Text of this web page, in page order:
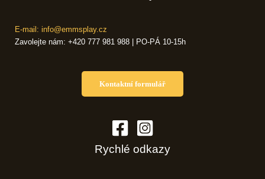
E-mail: info@emmsplay.cz
Zavolejte nám: +420 777 981 988 | PO-PÁ 10-15h
Kontaktní formulář
Rychlé odkazy